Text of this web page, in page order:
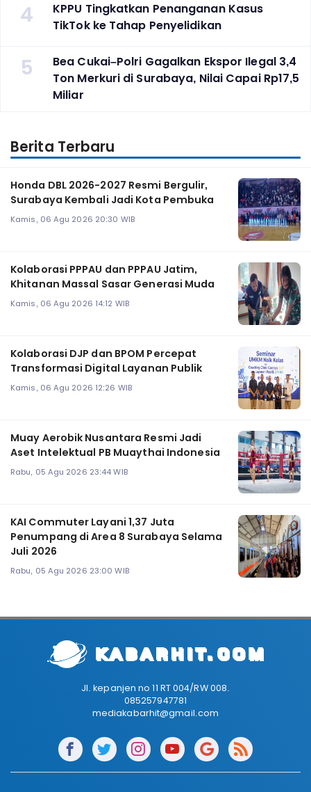
4
KPPU Tingkatkan Penanganan Kasus
TikTok ke Tahap Penyelidikan
5
Bea Cukai–Polri Gagalkan Ekspor Ilegal 3,4
Ton Merkuri di Surabaya, Nilai Capai Rp17,5
Miliar
Berita Terbaru
Honda DBL 2026-2027 Resmi Bergulir,
Surabaya Kembali Jadi Kota Pembuka
Kamis, 06 Agu 2026 20:30 WIB
Kolaborasi PPPAU dan PPPAU Jatim,
Khitanan Massal Sasar Generasi Muda
Kamis, 06 Agu 2026 14:12 WIB
Kolaborasi DJP dan BPOM Percepat
Transformasi Digital Layanan Publik
Kamis, 06 Agu 2026 12:26 WIB
Muay Aerobik Nusantara Resmi Jadi
Aset Intelektual PB Muaythai Indonesia
Rabu, 05 Agu 2026 23:44 WIB
KAI Commuter Layani 1,37 Juta
Penumpang di Area 8 Surabaya Selama
Juli 2026
Rabu, 05 Agu 2026 23:00 WIB
Jl. kepanjen no 11 RT 004/RW 008.
085257947781
mediakabarhit@gmail.com